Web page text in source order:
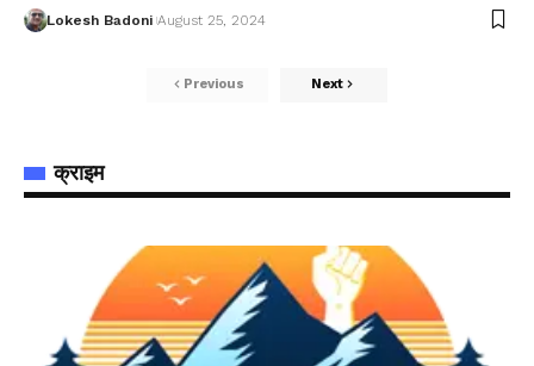
Lokesh Badoni August 25, 2024
Previous Next
क्राइम